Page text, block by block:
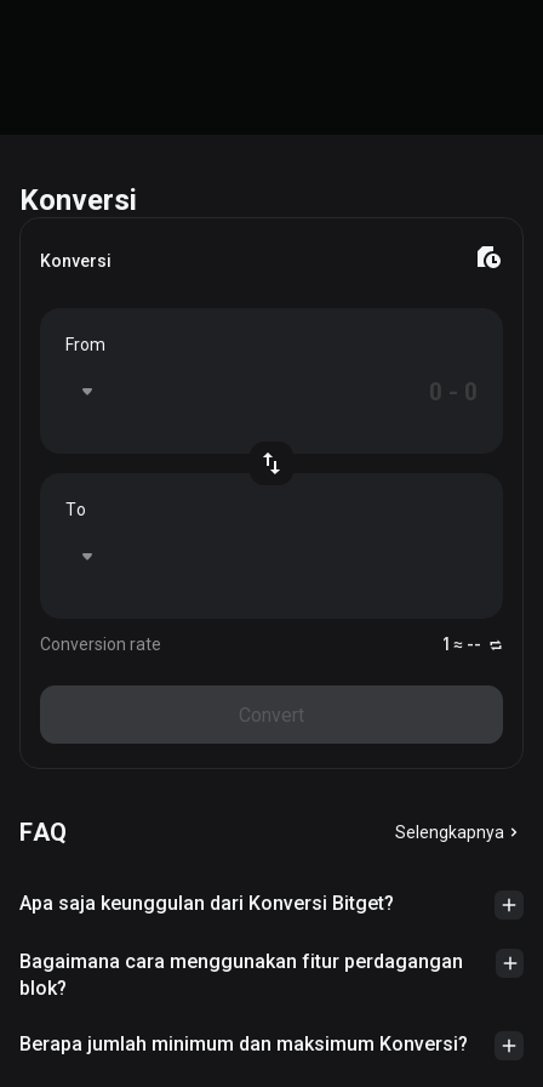
Konversi
Konversi
From
To
Conversion rate 1 ≈ --
Convert
FAQ Selengkapnya
Apa saja keunggulan dari Konversi Bitget?
Bagaimana cara menggunakan fitur perdagangan
blok?
Berapa jumlah minimum dan maksimum Konversi?